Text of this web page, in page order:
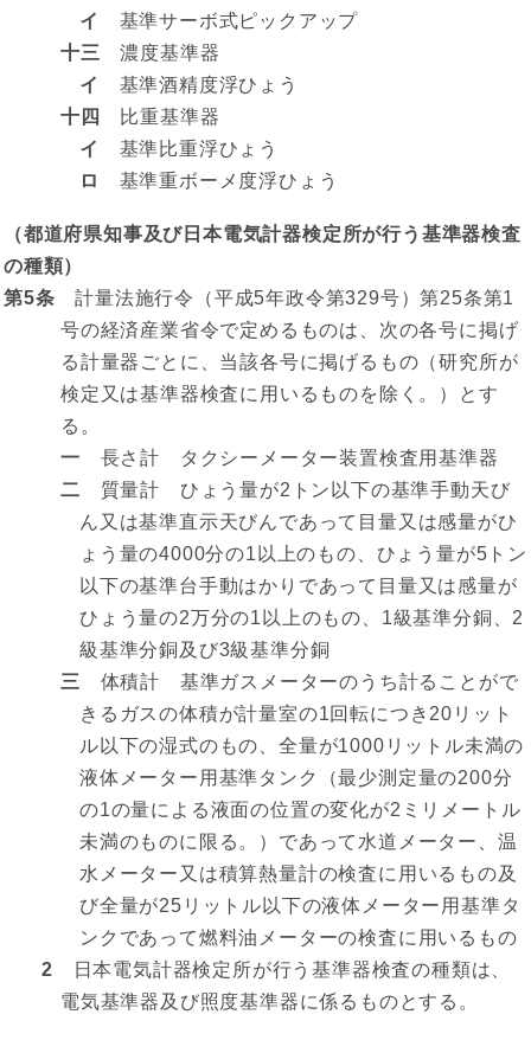
イ
基準サーボ式ピックアップ
十三 濃度基準器
イ
基準酒精度浮ひょう
十四
比重基準器
イ
基準比重浮ひょう
ロ
基準重ボーメ度浮ひょう
（都道府県知事及び日本電気計器検定所が行う基準器検査
の種類）
第5条 計量法施行令（平成5年政令第329号）第25条第1
号の経済産業省令で定めるものは、次の各号に掲げ
る計量器ごとに、当該各号に掲げるもの（研究所が
検定又は基準器検査に用いるものを除く。）とす
る。
一 長さ計 タクシーメーター装置検査用基準器
二 質量計 ひょう量が2トン以下の基準手動天び
ん又は基準直示天びんであって目量又は感量がひ
ょう量の4000分の1以上のもの、ひょう量が5トン
以下の基準台手動はかりであって目量又は感量が
ひょう量の2万分の1以上のもの、1級基準分銅、2
級基準分銅及び3級基準分銅
三
体積計 基準ガスメーターのうち計ることがで
きるガスの体積が計量室の1回転につき20リット
ル以下の湿式のもの、全量が1000リットル未満の
液体メーター用基準タンク（最少測定量の200分
の1の量による液面の位置の変化が2ミリメートル
未満のものに限る。）であって水道メーター、温
水メーター又は積算熱量計の検査に用いるもの及
び全量が25リットル以下の液体メーター用基準タ
ンクであって燃料油メーターの検査に用いるもの
2 日本電気計器検定所が行う基準器検査の種類は、
電気基準器及び照度基準器に係るものとする。